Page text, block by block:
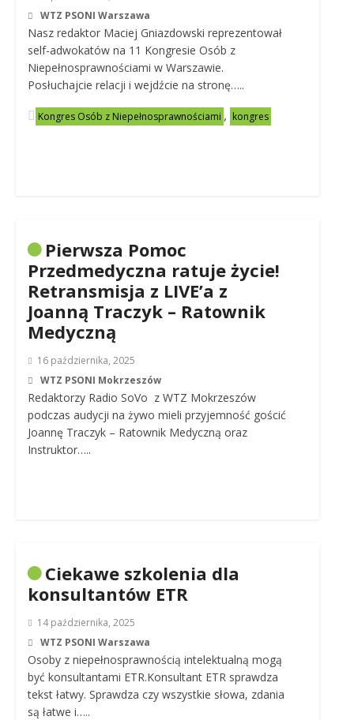
WTZ PSONI Warszawa
Nasz redaktor Maciej Gniazdowski reprezentował
self-adwokatów na 11 Kongresie Osób z
Niepełnosprawnościami w Warszawie.
Posłuchajcie relacji i wejdźcie na stronę…..
Kongres Osób z Niepełnosprawnościami , kongres
Pierwsza Pomoc
Przedmedyczna ratuje życie!
Retransmisja z LIVE’a z
Joanną Traczyk – Ratownik
Medyczną
16 października, 2025
WTZ PSONI Mokrzeszów
Redaktorzy Radio SoVo z WTZ Mokrzeszów
podczas audycji na żywo mieli przyjemność gościć
Joannę Traczyk – Ratownik Medyczną oraz
Instruktor…..
Ciekawe szkolenia dla
konsultantów ETR
14 października, 2025
WTZ PSONI Warszawa
Osoby z niepełnosprawnością intelektualną mogą
być konsultantami ETR.Konsultant ETR sprawdza
tekst łatwy. Sprawdza czy wszystkie słowa, zdania
są łatwe i…..